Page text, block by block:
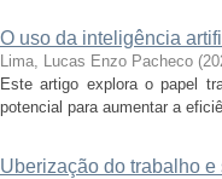
O uso da inteligência
Lima, Lucas Enzo Pacheco (
Este artigo explora o papel
potencial para aumentar a
Uberização do trabalho